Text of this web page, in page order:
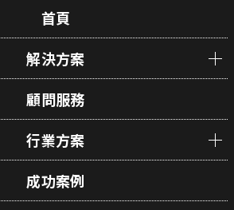
首頁
解決方案
顧問服務
行業方案
成功案例